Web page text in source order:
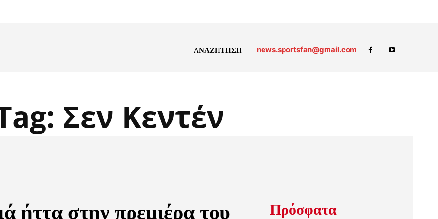
ΑΝΑΖΗΤΗΣΗ news.sportsfan@gmail.com
Σεν Κεντέν
ήττα στην πρεμιέρα του
Πρόσφατα